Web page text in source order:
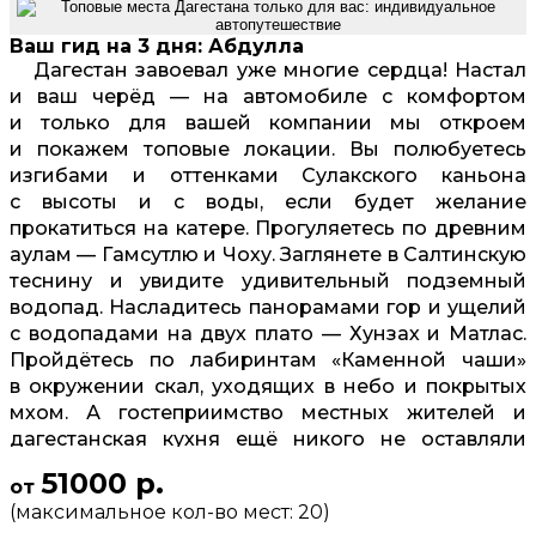
Ваш гид на 3 дня: Абдулла
Дагестан завоевал уже многие сердца! Настал
и ваш черёд — на автомобиле с комфортом
и только для вашей компании мы откроем
и покажем топовые локации. Вы полюбуетесь
изгибами и оттенками Сулакского каньона
с высоты и с воды, если будет желание
прокатиться на катере. Прогуляетесь по древним
аулам — Гамсутлю и Чоху. Заглянете в Салтинскую
теснину и увидите удивительный подземный
водопад. Насладитесь панорамами гор и ущелий
с водопадами на двух плато — Хунзах и Матлас.
Пройдётесь по лабиринтам «Каменной чаши»
в окружении скал, уходящих в небо и покрытых
мхом. А гостеприимство местных жителей и
дагестанская кухня ещё никого не оставляли
от 51000 р.
(максимальное кол-во мест: 20)